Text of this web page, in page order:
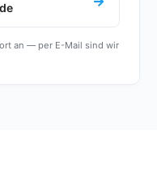
an — per E-Mail sind wir